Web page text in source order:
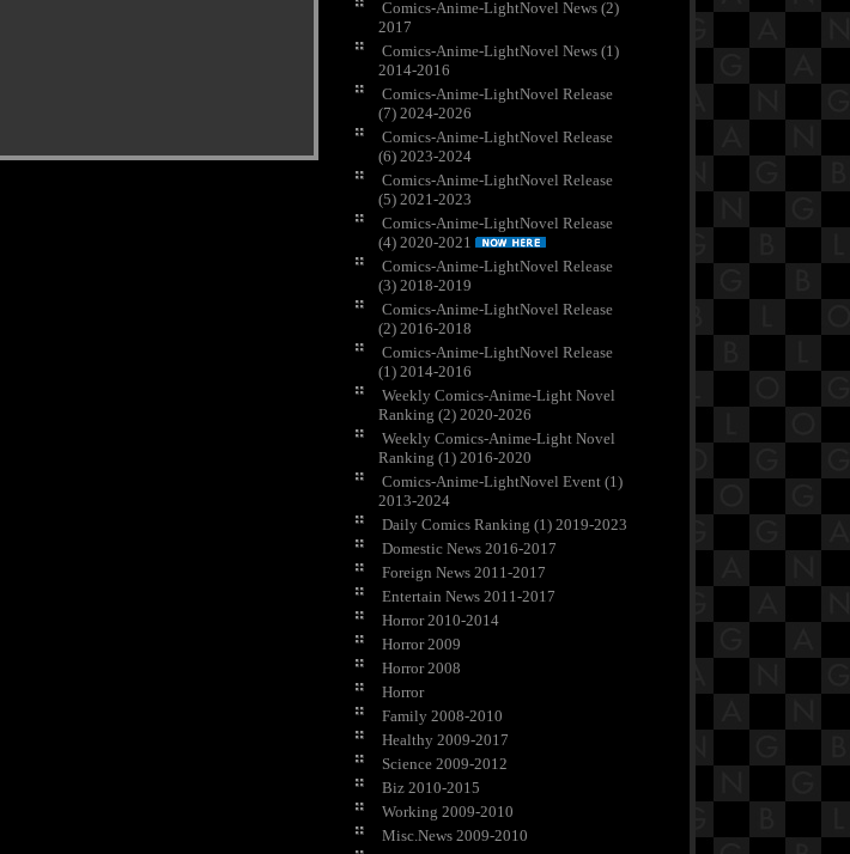
Comics-Anime-LightNovel News (2)
2017
Comics-Anime-LightNovel News (1)
2014-2016
Comics-Anime-LightNovel Release
(7) 2024-2026
Comics-Anime-LightNovel Release
(6) 2023-2024
Comics-Anime-LightNovel Release
(5) 2021-2023
Comics-Anime-LightNovel Release
(4) 2020-2021
Comics-Anime-LightNovel Release
(3) 2018-2019
Comics-Anime-LightNovel Release
(2) 2016-2018
Comics-Anime-LightNovel Release
(1) 2014-2016
Weekly Comics-Anime-Light Novel
Ranking (2) 2020-2026
Weekly Comics-Anime-Light Novel
Ranking (1) 2016-2020
Comics-Anime-LightNovel Event (1)
2013-2024
Daily Comics Ranking (1) 2019-2023
Domestic News 2016-2017
Foreign News 2011-2017
Entertain News 2011-2017
Horror 2010-2014
Horror 2009
Horror 2008
Horror
Family 2008-2010
Healthy 2009-2017
Science 2009-2012
Biz 2010-2015
Working 2009-2010
Misc.News 2009-2010